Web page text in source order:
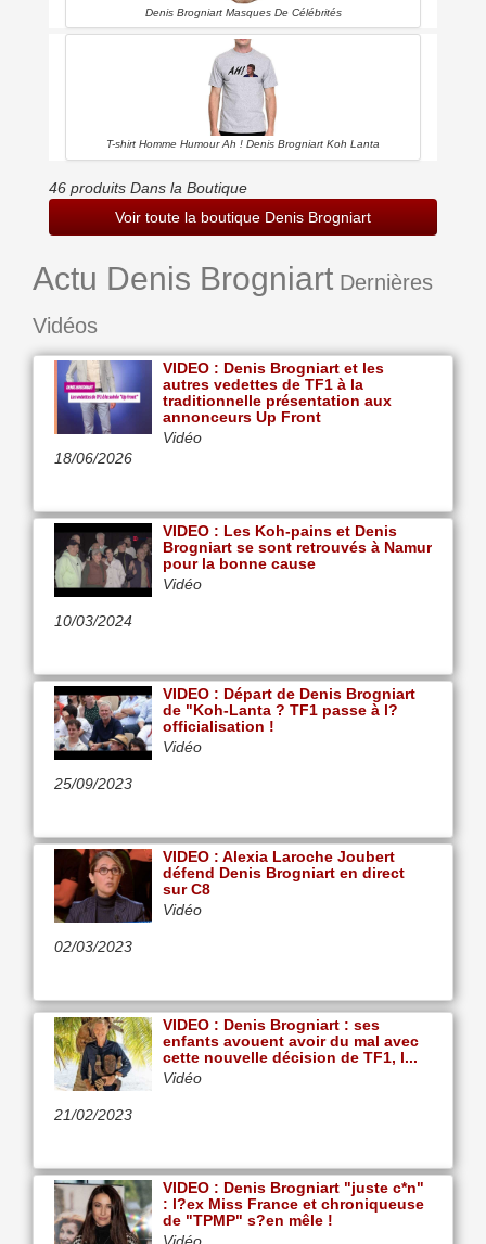
Denis Brogniart Masques De Célébrités
T-shirt Homme Humour Ah ! Denis Brogniart Koh Lanta
46 produits Dans la Boutique
Voir toute la boutique Denis Brogniart
Actu Denis Brogniart Dernières
Vidéos
18/06/2026
VIDEO : Denis Brogniart et les
autres vedettes de TF1 à la
traditionnelle présentation aux
annonceurs Up Front
Vidéo
10/03/2024
VIDEO : Les Koh-pains et Denis
Brogniart se sont retrouvés à Namur
pour la bonne cause
Vidéo
25/09/2023
VIDEO : Départ de Denis Brogniart
de "Koh-Lanta ? TF1 passe à l?
officialisation !
Vidéo
02/03/2023
VIDEO : Alexia Laroche Joubert
défend Denis Brogniart en direct
sur C8
Vidéo
21/02/2023
VIDEO : Denis Brogniart : ses
enfants avouent avoir du mal avec
cette nouvelle décision de TF1, l...
Vidéo
VIDEO : Denis Brogniart "juste c*n"
: l?ex Miss France et chroniqueuse
de "TPMP" s?en mêle !